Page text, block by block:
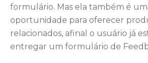
formulário. Mas ela também é
oportunidade para oferecer
relacionados, afinal o usuário já
entregar um formulário de